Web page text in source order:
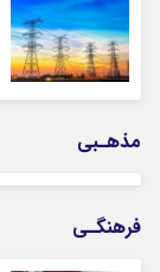
مذهـبی
فرهنگـی